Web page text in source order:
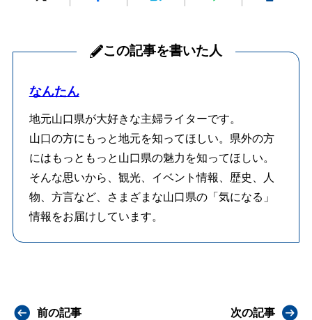
この記事を書いた人
なんたん
地元山口県が大好きな主婦ライターです。
山口の方にもっと地元を知ってほしい。県外の方
にはもっともっと山口県の魅力を知ってほしい。
そんな思いから、観光、イベント情報、歴史、人
物、方言など、さまざまな山口県の「気になる」
情報をお届けしています。
前の記事 次の記事